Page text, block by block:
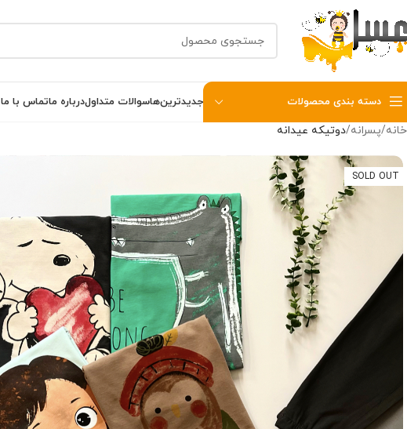
دسته بندی محصولات جدیدترین‌هاسوالات متداولدرباره ماتماس با ما
خانه پسرانه دوتیکه عیدانه
SOLD OUT